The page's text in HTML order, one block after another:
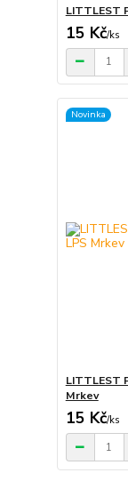
LITTLEST
15 Kč/ks
Novinka
LITTLEST
Mrkev
15 Kč/ks